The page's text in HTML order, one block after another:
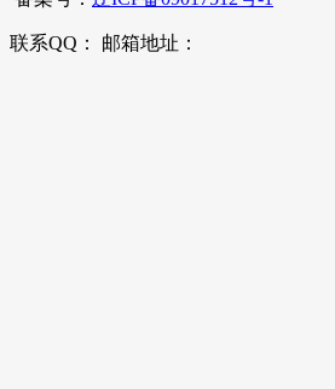
联系QQ： 邮箱地址：